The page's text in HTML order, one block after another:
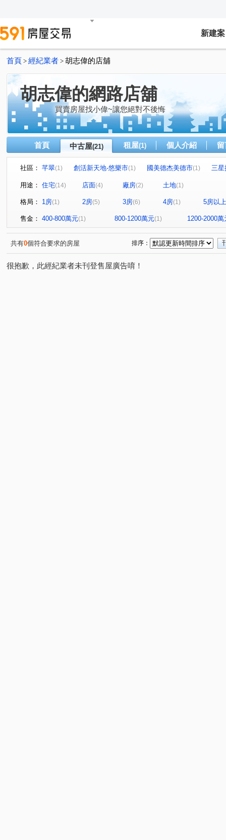
新建案
首頁 > 經紀業者 > 胡志偉的店舖
胡志偉的網路店舖
買賣房屋找小偉~讓您絕對不後悔
首頁 中古屋(21) 租屋(1) 個人介紹
社區： 芊翠(1) 創活新天地-悠樂市(1) 國美德杰美德市(1)
三星
新潤花路
中華新城(乙) (1)
忠承路 員福街 青隆街(1) 延吉街(1) 廣權路(1)
國慶路(1) 金信街 南天母路(1) 中華路二段(1)
青
東明街(1) 莊園街(1) 新洲路(1) 樹新路(1) 裕民路(1)
用途： 住宅(14) 店面(4) 廠房(2) 土地(1)
格局： 1房(1) 2房(5) 3房(6) 4房(1) 5房以上
售金： 400-800萬元(1) 800-1200萬元(1) 1200-2000萬
共有0個符合要求的房屋 排序：
很抱歉，此經紀業者未刊登售屋廣告唷！